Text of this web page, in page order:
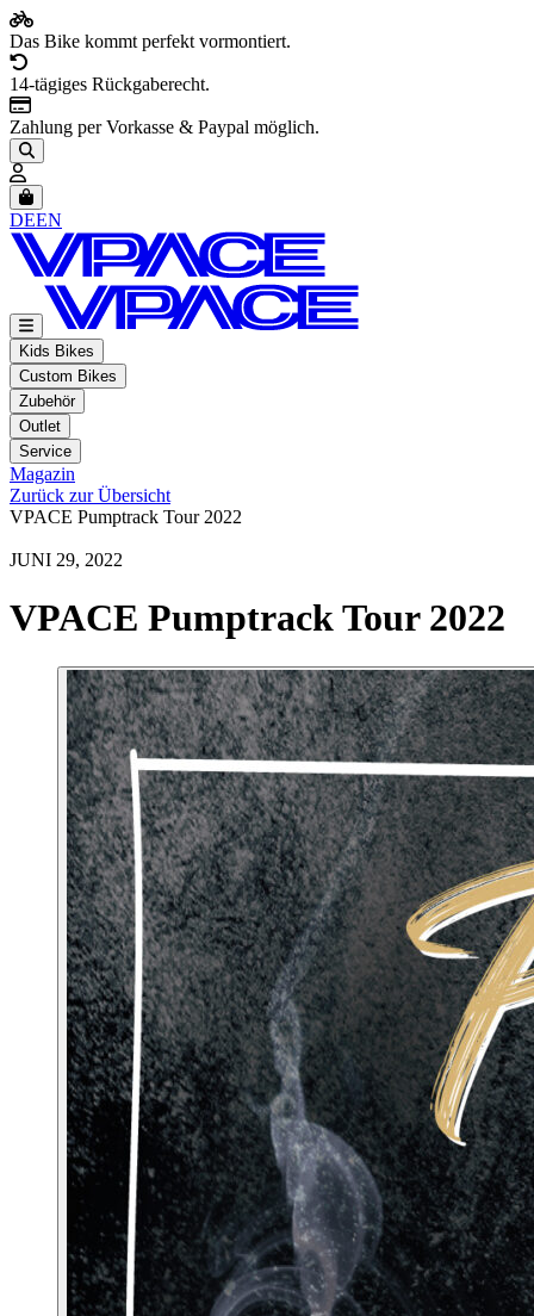
Das Bike kommt perfekt vormontiert.
14-tägiges Rückgaberecht.
Zahlung per Vorkasse & Paypal möglich.
Artikel im Warenkorb, Warenkorb anzeigen
DEEN
Kids Bikes
Custom Bikes
Zubehör
Outlet
Service
Magazin
Zurück zur Übersicht
VPACE Pumptrack Tour 2022
JUNI 29, 2022
VPACE Pumptrack Tour 2022